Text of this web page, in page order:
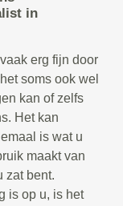
in
erg fijn door
soms ook wel
kan of zelfs
Het kan
is wat u
maakt van
zat bent.
is op u, is het